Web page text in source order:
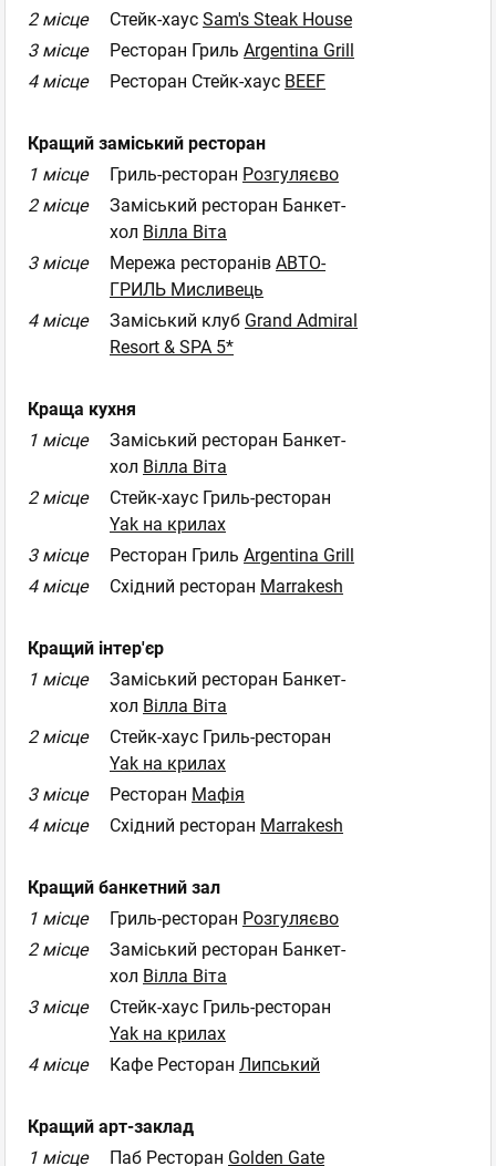
2 місце
Стейк-хаус Sam's Steak House
3 місце
Ресторан Гриль Argentina Grill
4 місце
Ресторан Стейк-хаус BEEF
Кращий заміський ресторан
1 місце
Гриль-ресторан Розгуляєво
2 місце
Заміський ресторан Банкет-
хол Вілла Віта
3 місце
Мережа ресторанів АВТО-
ГРИЛЬ Мисливець
4 місце
Заміський клуб Grand Admiral
Resort & SPA 5*
Краща кухня
1 місце
Заміський ресторан Банкет-
хол Вілла Віта
2 місце
Стейк-хаус Гриль-ресторан
Yak на крилах
3 місце
Ресторан Гриль Argentina Grill
4 місце
Східний ресторан Marrakesh
Кращий інтер'єр
1 місце
Заміський ресторан Банкет-
хол Вілла Віта
2 місце
Стейк-хаус Гриль-ресторан
Yak на крилах
3 місце
Ресторан Мафія
4 місце
Східний ресторан Marrakesh
Кращий банкетний зал
1 місце
Гриль-ресторан Розгуляєво
2 місце
Заміський ресторан Банкет-
хол Вілла Віта
3 місце
Стейк-хаус Гриль-ресторан
Yak на крилах
4 місце
Кафе Ресторан Липський
Кращий арт-заклад
1 місце
Паб Ресторан Golden Gate